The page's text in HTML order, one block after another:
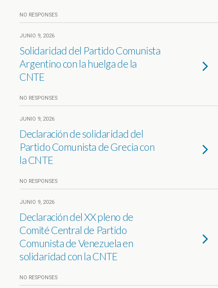
NO RESPONSES
JUNIO 9, 2026
Solidaridad del Partido Comunista
Argentino con la huelga de la
CNTE
NO RESPONSES
JUNIO 9, 2026
Declaración de solidaridad del
Partido Comunista de Grecia con
la CNTE
NO RESPONSES
JUNIO 9, 2026
Declaración del XX pleno de
Comité Central de Partido
Comunista de Venezuela en
solidaridad con la CNTE
NO RESPONSES